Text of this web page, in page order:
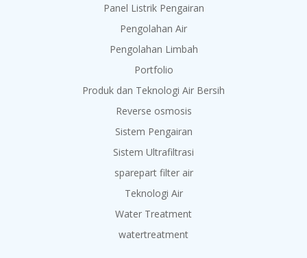
Panel Listrik Pengairan
Pengolahan Air
Pengolahan Limbah
Portfolio
Produk dan Teknologi Air Bersih
Reverse osmosis
Sistem Pengairan
Sistem Ultrafiltrasi
sparepart filter air
Teknologi Air
Water Treatment
watertreatment